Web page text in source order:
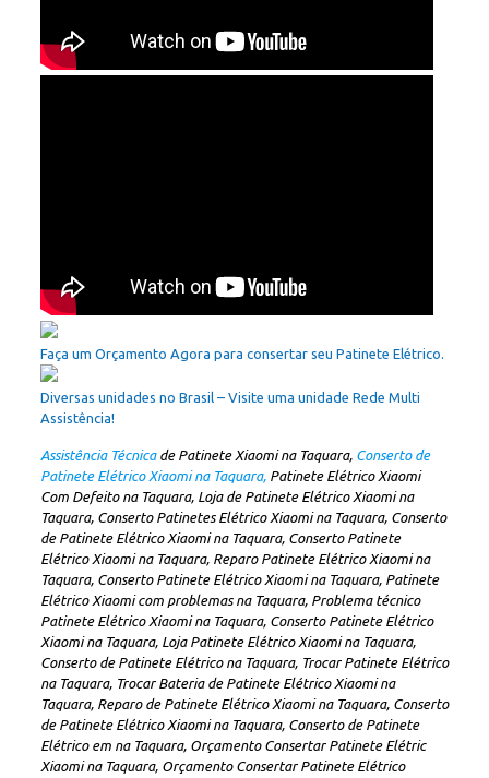
Faça um Orçamento Agora para consertar seu Patinete Elétrico.
Diversas unidades no Brasil – Visite uma unidade Rede Multi
Assistência!
Assistência Técnicade Patinete Xiaomi na Taquara,Conserto de
Patinete Elétrico Xiaomi na Taquara,Patinete Elétrico Xiaomi
Com Defeito na Taquara, Loja de Patinete Elétrico Xiaomi na
Taquara, Conserto Patinetes Elétrico Xiaomi na Taquara, Conserto
de Patinete Elétrico Xiaomi na Taquara, Conserto Patinete
Elétrico Xiaomi na Taquara, Reparo Patinete Elétrico Xiaomi na
Taquara, Conserto Patinete Elétrico Xiaomi na Taquara, Patinete
Elétrico Xiaomi com problemas na Taquara, Problema técnico
Patinete Elétrico Xiaomi na Taquara, Conserto Patinete Elétrico
Xiaomi na Taquara, Loja Patinete Elétrico Xiaomi na Taquara,
Conserto de Patinete Elétrico na Taquara, Trocar Patinete Elétrico
na Taquara, Trocar Bateria de Patinete Elétrico Xiaomi na
Taquara, Reparo de Patinete Elétrico Xiaomi na Taquara, Conserto
de Patinete Elétrico Xiaomi na Taquara, Conserto de Patinete
Elétrico em na Taquara, Orçamento Consertar Patinete Elétric
Xiaomi na Taquara, Orçamento Consertar Patinete Elétrico